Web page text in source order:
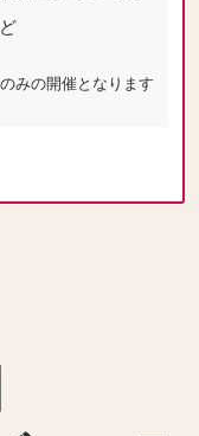
みの開催となります